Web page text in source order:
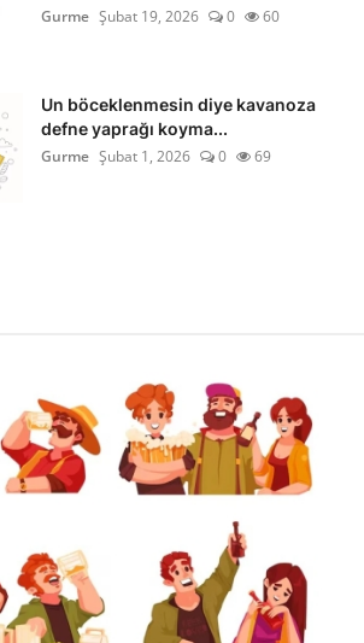
Gurme Şubat 19, 2026 0 60
Un böceklenmesin diye kavanoza
defne yaprağı koyma...
Gurme Şubat 1, 2026 0 69